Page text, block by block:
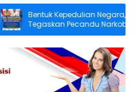
Bentuk Kepedulian Negara, BNN
Tegaskan Pecandu Narkoba yang
Sukarela Tidak akan Dipenjara